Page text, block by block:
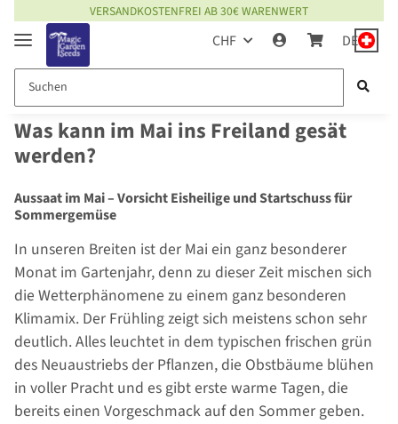
VERSANDKOSTENFREI AB 30€ WARENWERT
CHF DE
Was kann im Mai ins Freiland gesät
werden?
Aussaat im Mai – Vorsicht Eisheilige und Startschuss für
Sommergemüse
In unseren Breiten ist der Mai ein ganz besonderer
Monat im Gartenjahr, denn zu dieser Zeit mischen sich
die Wetterphänomene zu einem ganz besonderen
Klimamix. Der Frühling zeigt sich meistens schon sehr
deutlich. Alles leuchtet in dem typischen frischen grün
des Neuaustriebs der Pflanzen, die Obstbäume blühen
in voller Pracht und es gibt erste warme Tagen, die
bereits einen Vorgeschmack auf den Sommer geben.